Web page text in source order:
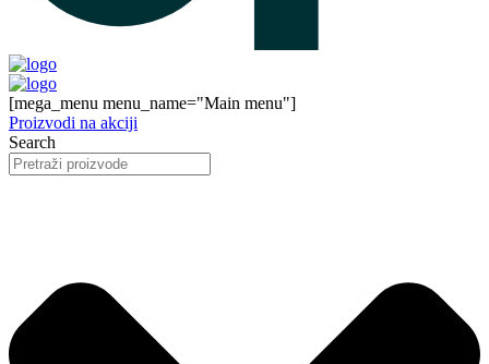
[mega_menu menu_name="Main menu"]
Proizvodi na akciji
Search